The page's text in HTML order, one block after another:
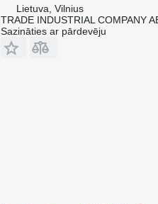
Lietuva, Vilnius
TRADE INDUSTRIAL COMPANY
Sazināties ar pārdevēju